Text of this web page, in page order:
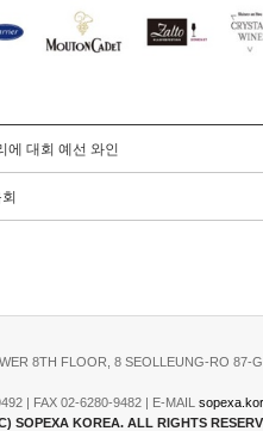
에 대회 예선 와인
8TH FLOOR, 8 SEOLLEUNG-RO 87-
| FAX 02-6280-9482 | E-MAIL
SOPEXA KOREA. ALL RIGHTS